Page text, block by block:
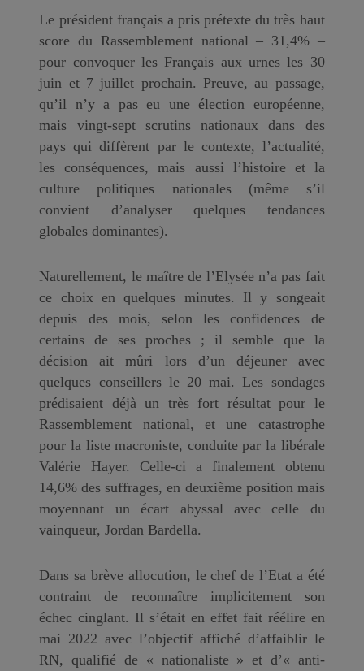
Le président français a pris prétexte du très haut
score du Rassemblement national – 31,4% –
pour convoquer les Français aux urnes les 30
juin et 7 juillet prochain. Preuve, au passage,
qu’il n’y a pas eu une élection européenne,
mais vingt-sept scrutins nationaux dans des
pays qui diffèrent par le contexte, l’actualité,
les conséquences, mais aussi l’histoire et la
culture politiques nationales (même s’il
convient d’analyser quelques tendances
globales dominantes).
Naturellement, le maître de l’Elysée n’a pas fait
ce choix en quelques minutes. Il y songeait
depuis des mois, selon les confidences de
certains de ses proches ; il semble que la
décision ait mûri lors d’un déjeuner avec
quelques conseillers le 20 mai. Les sondages
prédisaient déjà un très fort résultat pour le
Rassemblement national, et une catastrophe
pour la liste macroniste, conduite par la libérale
Valérie Hayer. Celle-ci a finalement obtenu
14,6% des suffrages, en deuxième position mais
moyennant un écart abyssal avec celle du
vainqueur, Jordan Bardella.
Dans sa brève allocution, le chef de l’Etat a été
contraint de reconnaître implicitement son
échec cinglant. Il s’était en effet fait réélire en
mai 2022 avec l’objectif affiché d’affaiblir le
RN, qualifié de « nationaliste » et d’« anti-